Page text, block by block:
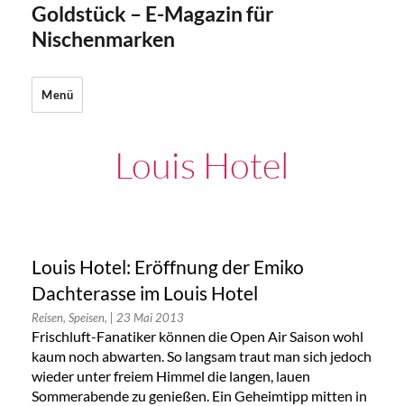
Goldstück – E-Magazin für
Nischenmarken
Menü
Louis Hotel
Louis Hotel: Eröffnung der Emiko
Dachterasse im Louis Hotel
Reisen, Speisen, | 23 Mai 2013
Frischluft-Fanatiker können die Open Air Saison wohl
kaum noch abwarten. So langsam traut man sich jedoch
wieder unter freiem Himmel die langen, lauen
Sommerabende zu genießen. Ein Geheimtipp mitten in